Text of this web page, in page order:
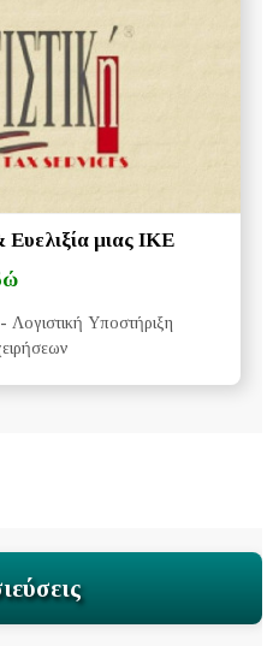
μιας ΙΚΕ
- Λογιστική Υποστήριξη